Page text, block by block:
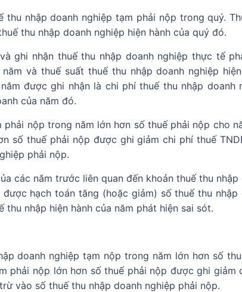
nhập doanh nghiệp tạm phải nộp trong quý.
thu nhập doanh nghiệp hiện hành của quý đó.
ghi nhận thuế thu nhập doanh nghiệp thực tế
và thuế suất thuế thu nhập doanh nghiệp hiện
được ghi nhận là chi phí thuế thu nhập doanh
của năm đó.
nộp trong năm lớn hơn số thuế phải nộp cho
số thuế phải nộp được ghi giảm chi phí thuế
phải nộp.
các năm trước liên quan đến khoản thuế thu nhập
hạch toán tăng (hoặc giảm) số thuế thu nhập
nhập hiện hành của năm phát hiện sai sót.
doanh nghiệp tạm nộp trong năm lớn hơn số
phải nộp lớn hơn số thuế phải nộp được ghi giảm
vào số thuế thu nhập doanh nghiệp phải nộp.